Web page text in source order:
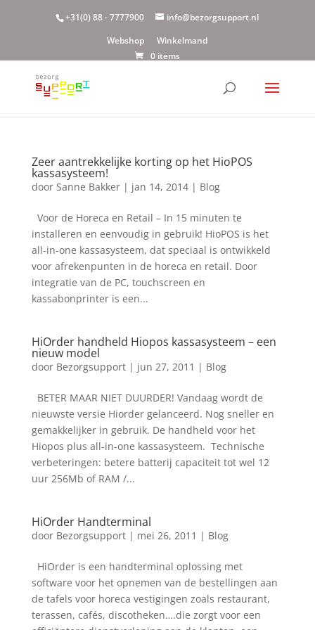
+31(0) 88 - 7777900
info@bezorgsupport.nl
Webshop
Winkelmand
0 items
Zeer aantrekkelijke korting op het HioPOS
kassasysteem!
door Sanne Bakker| jan 14, 2014| Blog
Voor de Horeca en Retail – In 15 minuten te
installeren en eenvoudig in gebruik! HioPOS is het
all-in-one kassasysteem, dat speciaal is ontwikkeld
voor afrekenpunten in de horeca en retail. Door
integratie van de PC, touchscreen en
kassabonprinter is een...
HiOrder handheld Hiopos kassasysteem – een
nieuw model
door Bezorgsupport| jun 27, 2011 | Blog
BETER MAAR NIET DUURDER! Vandaag wordt de
nieuwste versie Hiorder gelanceerd. Nog sneller en
gemakkelijker in gebruik. De handheld voor het
Hiopos plus all-in-one kassasysteem. Technische
verbeteringen: betere batterij capaciteit tot wel 12
uur 256Mb of RAM /...
HiOrder Handterminal
door Bezorgsupport| mei 26, 2011 | Blog
HiOrder is een handterminal oplossing met
software voor het opnemen van de bestellingen aan
de tafels voor horeca vestigingen zoals restaurant,
terassen, cafés, discotheken….die zorgt voor een